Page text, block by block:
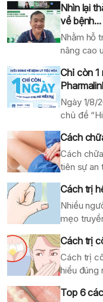
Nhìn lại
về bệnh...
Nhằm hỗ
nâng cao
Chỉ còn
Ngày 1/8/
chủ đề
Cách
Cách
tiên sự an
Cách trị
Nhiều
mẹo
Cách trị
Cách trị
hiểu đúng
Top 6